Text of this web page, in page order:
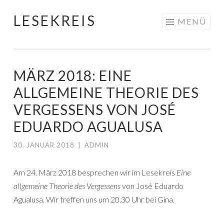
Springe
LESEKREIS MENÜ
MÄRZ 2018: EINE
ALLGEMEINE THEORIE DES
VERGESSENS VON JOSÉ
EDUARDO AGUALUSA
30. JANUAR 2018 ADMIN
Am 24. März 2018 besprechen wir im Lesekreis Eine
allgemeine Theorie des Vergessensvon José Eduardo
Agualusa. Wir treffen uns um 20.30 Uhr bei Gina.